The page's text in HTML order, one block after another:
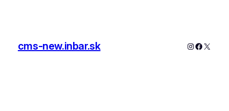
cms-new.inbar.sk Instagram
X